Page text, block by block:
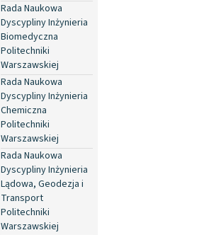
Rada Naukowa
Dyscypliny Inżynieria
Biomedyczna
Politechniki
Warszawskiej
Rada Naukowa
Dyscypliny Inżynieria
Chemiczna
Politechniki
Warszawskiej
Rada Naukowa
Dyscypliny Inżynieria
Lądowa, Geodezja i
Transport
Politechniki
Warszawskiej